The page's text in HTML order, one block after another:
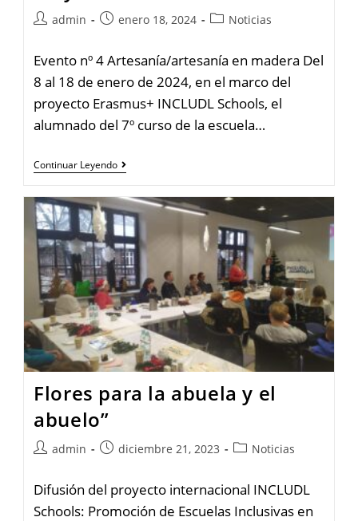
admin enero 18, 2024 Noticias
Evento nº 4 Artesanía/artesanía en madera Del
8 al 18 de enero de 2024, en el marco del
proyecto Erasmus+ INCLUDL Schools, el
alumnado del 7º curso de la escuela…
Continuar Leyendo
Flores para la abuela y el
abuelo”
admin diciembre 21, 2023 Noticias
Difusión del proyecto internacional INCLUDL
Schools: Promoción de Escuelas Inclusivas en